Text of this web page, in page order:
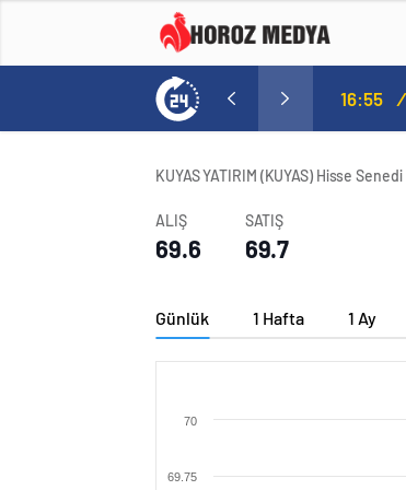
16:55 /
KUYAS YATIRIM (KUYAS) Hisse Senedi
ALIŞ
69.6
SATIŞ
69.7
Günlük 1 Hafta 1 Ay
69.75
70